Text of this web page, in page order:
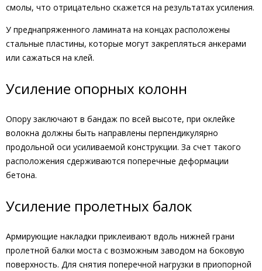
смолы, что отрицательно скажется на результатах усиления.
У преднапряженного ламината на концах расположены
стальные пластины, которые могут закрепляться анкерами
или сажаться на клей.
Усиление опорных колонн
Опору заключают в бандаж по всей высоте, при оклейке
волокна должны быть направлены перпендикулярно
продольной оси усиливаемой конструкции. За счет такого
расположения сдерживаются поперечные деформации
бетона.
Усиление пролетных балок
Армирующие накладки приклеивают вдоль нижней грани
пролетной балки моста с возможным заводом на боковую
поверхность. Для снятия поперечной нагрузки в приопорной